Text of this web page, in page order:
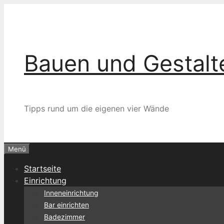
Bauen und
Tipps rund um die eigenen vier Wände
Menü
Startseite
Einrichtung
Inneneinrichtung
Bar einrichten
Badezimmer